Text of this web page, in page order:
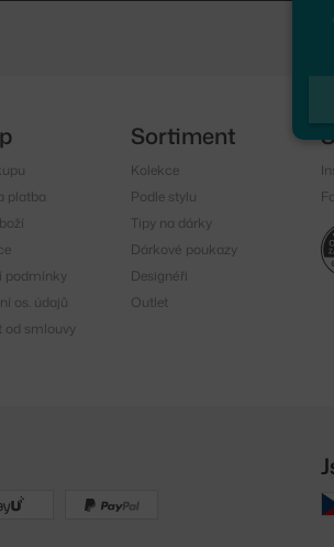
platba
podmínky
os. údajů
od smlouvy
Sortiment
Kolekce
Podle stylu
Tipy na dárky
Dárkové poukazy
Designéři
Outlet